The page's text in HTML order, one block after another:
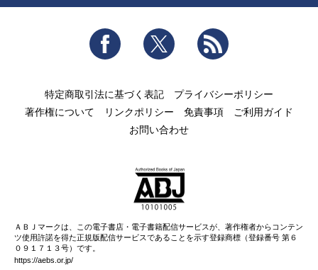
Facebook Twitter
特定商取引法に基づく表記
プライバシーポリシー
著作権について
リンクポリシー 免責事項
ご利用ガイド
お問い合わせ
ＡＢＪマークは、この電子書店・電子書籍配信サービスが、著作権者からコンテン
ツ使用許諾を得た正規版配信サービスであることを示す登録商標（登録番号 第６
０９１７１３号）です。
https://aebs.or.jp/